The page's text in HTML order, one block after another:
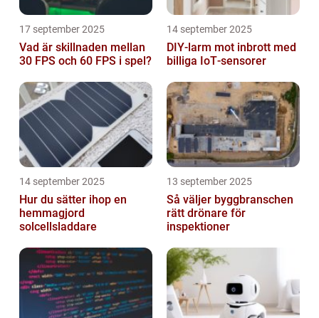
17 september 2025
Vad är skillnaden mellan
30 FPS och 60 FPS i spel?
14 september 2025
DIY‑larm mot inbrott med
billiga IoT‑sensorer
14 september 2025
Hur du sätter ihop en
hemmagjord
solcellsladdare
13 september 2025
Så väljer byggbranschen
rätt drönare för
inspektioner